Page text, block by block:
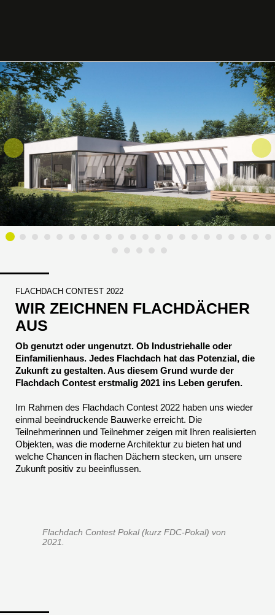
FLACHDACH CONTEST 2022
WIR ZEICHNEN FLACHDÄCHER
AUS
Ob genutzt oder ungenutzt. Ob Industriehalle oder
Einfamilienhaus. Jedes Flachdach hat das Potenzial, die
Zukunft zu gestalten. Aus diesem Grund wurde der
Flachdach Contest erstmalig 2021 ins Leben gerufen.
Im Rahmen des Flachdach Contest 2022 haben uns wieder
einmal beeindruckende Bauwerke erreicht. Die
Teilnehmerinnen und Teilnehmer zeigen mit Ihren realisierten
Objekten, was die moderne Architektur zu bieten hat und
welche Chancen in flachen Dächern stecken, um unsere
Zukunft positiv zu beeinflussen.
Flachdach Contest Pokal (kurz FDC-Pokal) von
2021.